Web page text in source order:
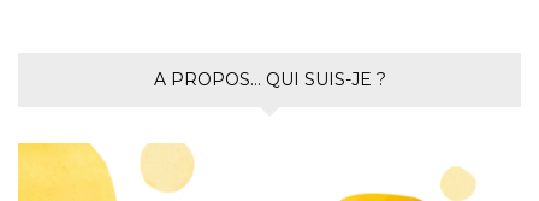
A PROPOS… QUI SUIS-JE ?